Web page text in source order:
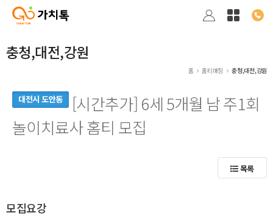
충청,대전,강원
홈 홈티매칭 충청,대전,강원
대전시 도안동
[시간추가] 6세 5개월 남 주1회
놀이치료사 홈티 모집
목록
모집요강